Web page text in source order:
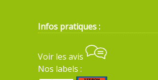
Infos pratiques :
Voir les avis
Nos labels :